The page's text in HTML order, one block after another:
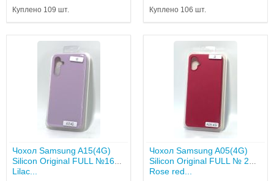
Куплено 109 шт. Куплено 106 шт.
Чохол Samsung A15(4G)
Silicon Original FULL №16
Lilac...
Чохол Samsung A05(4G)
Silicon Original FULL № 2
Rose red...